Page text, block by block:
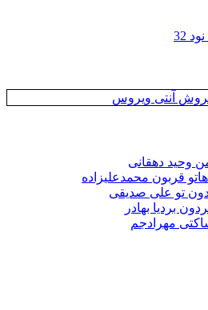
32
آنتی ویروس
وحید دهقانی
قربون محمدعلیزاده
تو علی صدیقی
بردیا بهادر
مهرادجم